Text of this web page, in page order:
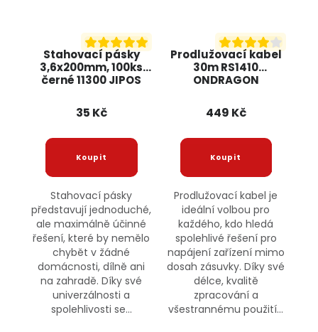
Stahovací pásky
3,6x200mm, 100ks
černé 11300 JIPOS
35 Kč
Stahovací pásky
představují jednoduché,
ale maximálně účinné
řešení, které by nemělo
chybět v žádné
domácnosti, dílně ani
na zahradě. Díky své
univerzálnosti a
spolehlivosti se...
Prodlužovací kabel
30m RS1410
ONDRAGON
449 Kč
Prodlužovací kabel je
ideální volbou pro
každého, kdo hledá
spolehlivé řešení pro
napájení zařízení mimo
dosah zásuvky. Díky své
délce, kvalitě
zpracování a
všestrannému použití...